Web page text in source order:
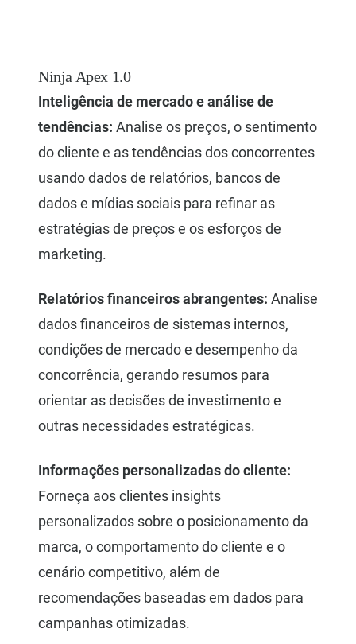
Ninja Apex 1.0
Inteligência de mercado e análise de
tendências: Analise os preços, o sentimento
do cliente e as tendências dos concorrentes
usando dados de relatórios, bancos de
dados e mídias sociais para refinar as
estratégias de preços e os esforços de
marketing.
Relatórios financeiros abrangentes: Analise
dados financeiros de sistemas internos,
condições de mercado e desempenho da
concorrência, gerando resumos para
orientar as decisões de investimento e
outras necessidades estratégicas.
Informações personalizadas do cliente:
Forneça aos clientes insights
personalizados sobre o posicionamento da
marca, o comportamento do cliente e o
cenário competitivo, além de
recomendações baseadas em dados para
campanhas otimizadas.